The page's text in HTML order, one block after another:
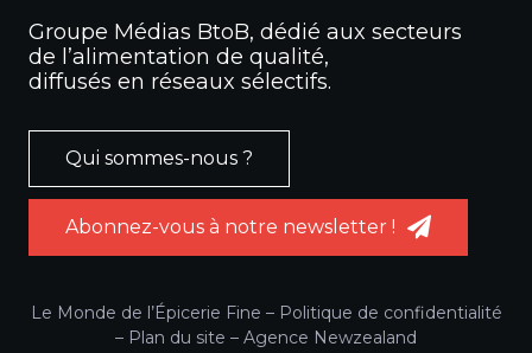
Groupe Médias BtoB, dédié aux secteurs
de l’alimentation de qualité,
diffusés en réseaux sélectifs.
Qui sommes-nous ?
Abonnez-vous à notre newsletter !
Le Monde de l’Épicerie Fine – Politique de confidentialité
– Plan du site – Agence Newzealand